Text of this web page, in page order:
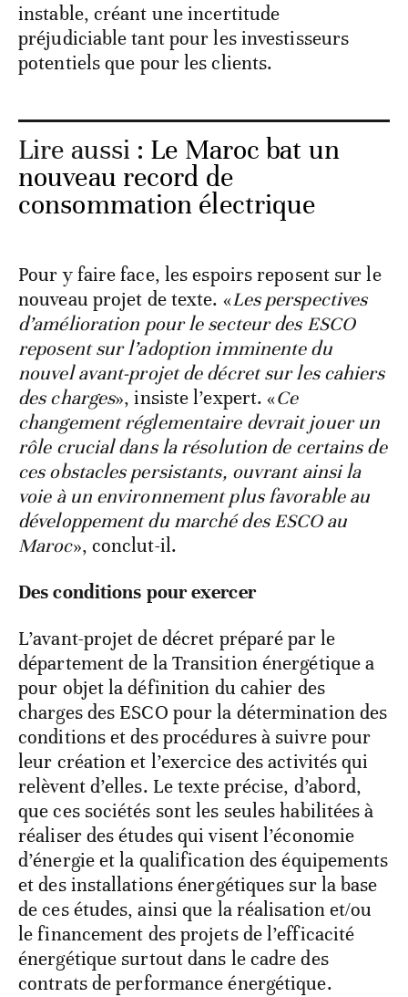
instable, créant une incertitude
préjudiciable tant pour les investisseurs
potentiels que pour les clients.
Lire aussi : Le Maroc bat un
nouveau record de
consommation électrique
Pour y faire face, les espoirs reposent sur le
nouveau projet de texte. «Les perspectives
d’amélioration pour le secteur des ESCO
reposent sur l’adoption imminente du
nouvel avant-projet de décret sur les cahiers
des charges», insiste l’expert. «Ce
changement réglementaire devrait jouer un
rôle crucial dans la résolution de certains de
ces obstacles persistants, ouvrant ainsi la
voie à un environnement plus favorable au
développement du marché des ESCO au
Maroc», conclut-il.
Des conditions pour exercer
L’avant-projet de décret préparé par le
département de la Transition énergétique a
pour objet la définition du cahier des
charges des ESCO pour la détermination des
conditions et des procédures à suivre pour
leur création et l’exercice des activités qui
relèvent d’elles. Le texte précise, d’abord,
que ces sociétés sont les seules habilitées à
réaliser des études qui visent l’économie
d’énergie et la qualification des équipements
et des installations énergétiques sur la base
de ces études, ainsi que la réalisation et/ou
le financement des projets de l’efficacité
énergétique surtout dans le cadre des
contrats de performance énergétique.